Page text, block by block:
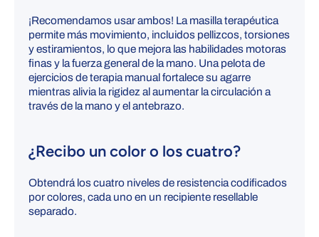
¡Recomendamos usar ambos! La masilla terapéutica
permite más movimiento, incluidos pellizcos, torsiones
y estiramientos, lo que mejora las habilidades motoras
finas y la fuerza general de la mano. Una pelota de
ejercicios de terapia manual fortalece su agarre
mientras alivia la rigidez al aumentar la circulación a
través de la mano y el antebrazo.
¿Recibo un color o los cuatro?
Obtendrá los cuatro niveles de resistencia codificados
por colores, cada uno en un recipiente resellable
separado.